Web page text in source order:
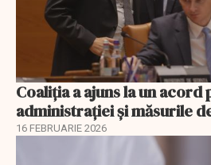
Coaliția a ajuns la un
administrației și măsurile
16 FEBRUARIE 2026